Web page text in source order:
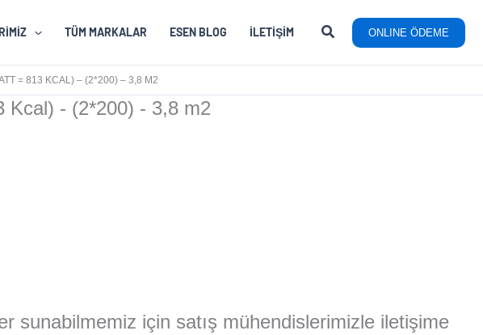
TÜM MARKALAR ESEN BLOG İLETIŞIM ONLINE ÖDEME
= 813 KCAL) – (2*200) – 3,8 M2
Kcal) - (2*200) - 3,8 m2
sunabilmemiz için satış mühendislerimizle iletişime